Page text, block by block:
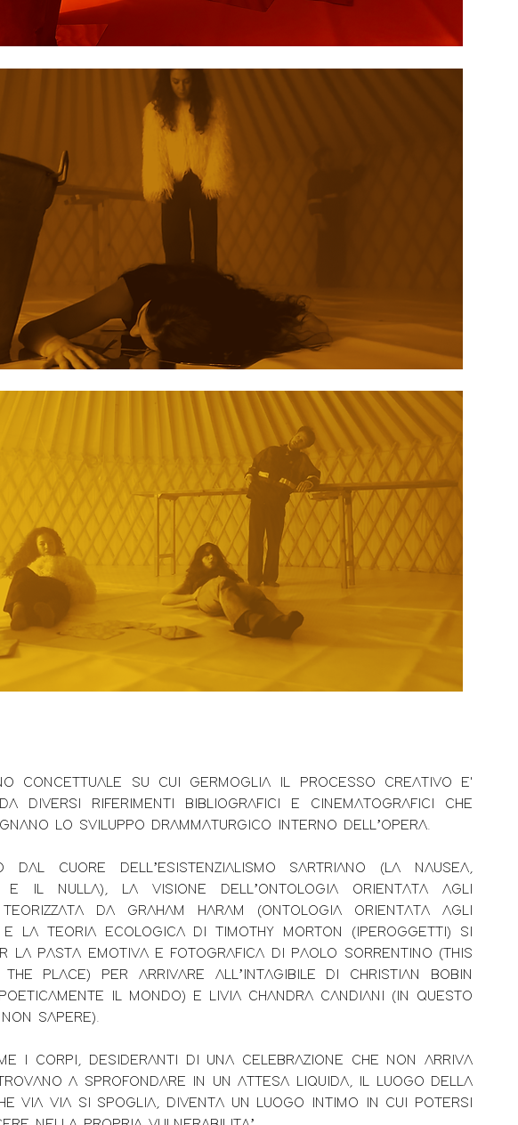
CONCETTUALE SU CUI GERMOGLIA IL PROCESSO CREATIVO E'
DIVERSI RIFERIMENTI BIBLIOGRAFICI E CINEMATOGRAFICI CHE
LO SVILUPPO DRAMMATURGICO INTERNO DELL’OPERA.
DAL CUORE DELL’ESISTENZIALISMO SARTRIANO (LA NAUSEA,
E IL NULLA), LA VISIONE DELL’ONTOLOGIA ORIENTATA AGLI
DA GRAHAM HARAM (ONTOLOGIA ORIENTATA AGLI
E LA TEORIA ECOLOGICA DI TIMOTHY MORTON (IPEROGGETTI) SI
LA PASTA EMOTIVA E FOTOGRAFICA DI PAOLO SORRENTINO (THIS
PLACE) PER ARRIVARE ALL’INTAGIBILE DI CHRISTIAN BOBIN
IL MONDO) E LIVIA CHANDRA CANDIANI (IN QUESTO
SAPERE).
I CORPI, DESIDERANTI DI UNA CELEBRAZIONE CHE NON ARRIVA
A SPROFONDARE IN UN ATTESA LIQUIDA, IL LUOGO DELLA
VIA VIA SI SPOGLIA, DIVENTA UN LUOGO INTIMO IN CUI POTERSI